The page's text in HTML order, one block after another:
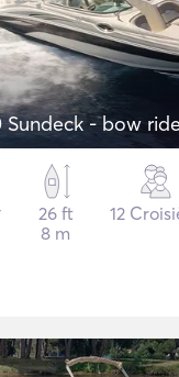
Sundeck - bow
26 ft
8 m
12